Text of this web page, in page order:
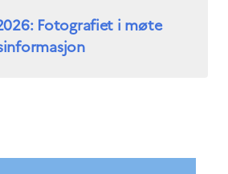
Fotografiet i møte